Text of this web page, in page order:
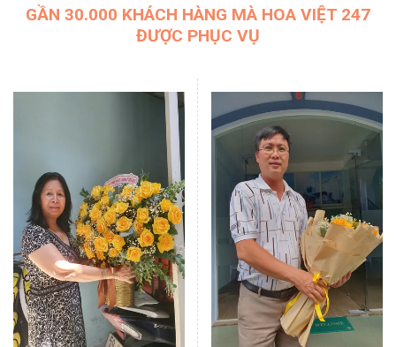
GẦN 30.000 KHÁCH HÀNG MÀ HOA VIỆT 247
ĐƯỢC PHỤC VỤ